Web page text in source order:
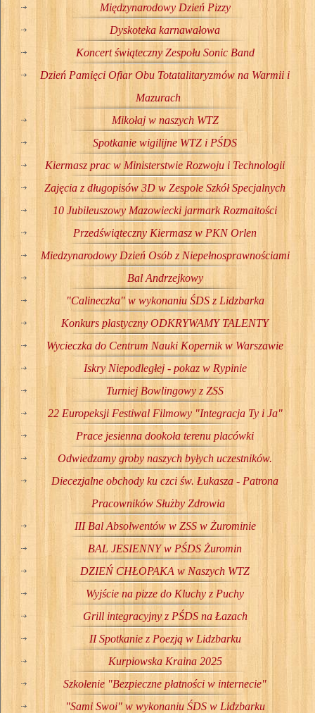
Międzynarodowy Dzień Pizzy
Dyskoteka karnawałowa
Koncert świąteczny Zespołu Sonic Band
Dzień Pamięci Ofiar Obu Totatalitaryzmów na Warmii i
Mazurach
Mikołaj w naszych WTZ
Spotkanie wigilijne WTZ i PŚDS
Kiermasz prac w Ministerstwie Rozwoju i Technologii
Zajęcia z długopisów 3D w Zespole Szkół Specjalnych
10 Jubileuszowy Mazowiecki jarmark Rozmaitości
Przedświąteczny Kiermasz w PKN Orlen
Miedzynarodowy Dzień Osób z Niepełnosprawnościami
Bal Andrzejkowy
"Calineczka" w wykonaniu ŚDS z Lidzbarka
Konkurs plastyczny ODKRYWAMY TALENTY
Wycieczka do Centrum Nauki Kopernik w Warszawie
Iskry Niepodległej - pokaz w Rypinie
Turniej Bowlingowy z ZSS
22 Europeksji Festiwal Filmowy "Integracja Ty i Ja"
Prace jesienna dookoła terenu placówki
Odwiedzamy groby naszych byłych uczestników.
Diecezjalne obchody ku czci św. Łukasza - Patrona
Pracowników Służby Zdrowia
III Bal Absolwentów w ZSS w Żurominie
BAL JESIENNY w PŚDS Żuromin
DZIEŃ CHŁOPAKA w Naszych WTZ
Wyjście na pizze do Kluchy z Puchy
Grill integracyjny z PŚDS na Łazach
II Spotkanie z Poezją w Lidzbarku
Kurpiowska Kraina 2025
Szkolenie "Bezpieczne płatności w internecie"
"Sami Swoi" w wykonaniu ŚDS w Lidzbarku